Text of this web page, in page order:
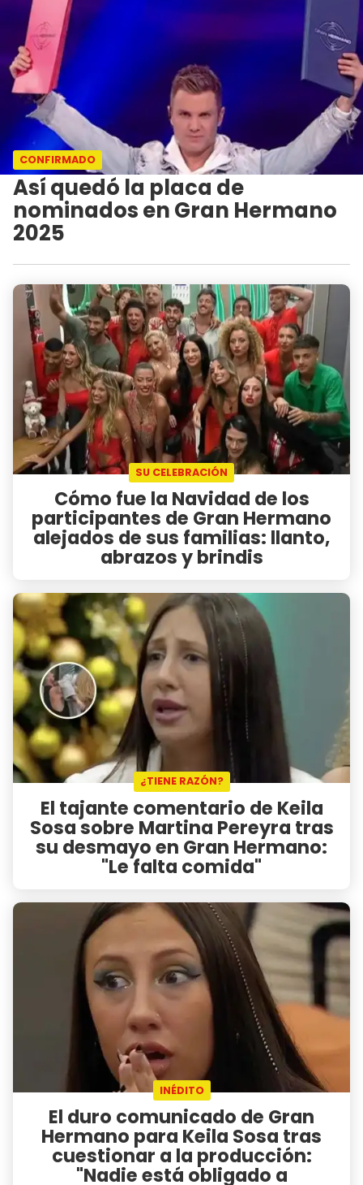
CONFIRMADO
Así quedó la placa de
nominados en Gran Hermano
2025
SU CELEBRACIÓN
Cómo fue la Navidad de los
participantes de Gran Hermano
alejados de sus familias: llanto,
abrazos y brindis
¿TIENE RAZÓN?
El tajante comentario de Keila
Sosa sobre Martina Pereyra tras
su desmayo en Gran Hermano:
"Le falta comida"
INÉDITO
El duro comunicado de Gran
Hermano para Keila Sosa tras
cuestionar a la producción:
"Nadie está obligado a